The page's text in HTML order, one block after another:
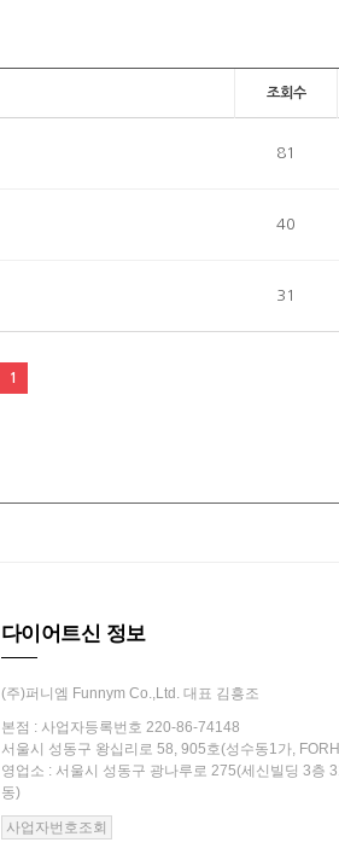
조회수
81
40
31
1
다이어트신 정보
(주)퍼니엠 Funnym Co.,Ltd. 대표 김흥조
본점 : 사업자등록번호 220-86-74148
서울시 성동구 왕십리로 58, 905호(성수동1가,
영업소 : 서울시 성동구 광나루로 275(세신빌딩 3층
동)
사업자번호조회